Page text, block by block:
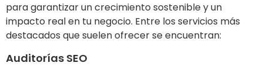
para garantizar un crecimiento sostenible y un
impacto real en tu negocio. Entre los servicios más
destacados que suelen ofrecer se encuentran:
Auditorías SEO